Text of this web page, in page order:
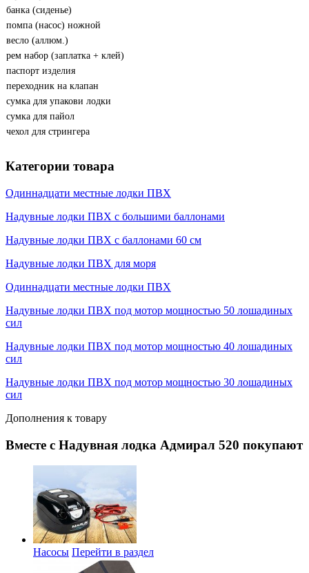
банка (сиденье)
помпа (насос) ножной
весло (аллюм.)
рем набор (заплатка + клей)
паспорт изделия
переходник на клапан
сумка для упакови лодки
сумка для пайол
чехол для стрингера
Категории товара
Одиннадцати местные лодки ПВХ
Надувные лодки ПВХ с большими баллонами
Надувные лодки ПВХ с баллонами 60 см
Надувные лодки ПВХ для моря
Одиннадцати местные лодки ПВХ
Надувные лодки ПВХ под мотор мощностью 50 лошадиных
сил
Надувные лодки ПВХ под мотор мощностью 40 лошадиных
сил
Надувные лодки ПВХ под мотор мощностью 30 лошадиных
сил
Дополнения к товару
Вместе с Надувная лодка Адмирал 520 покупают
Насосы Перейти в раздел